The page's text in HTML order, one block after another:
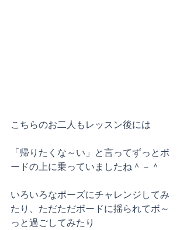
こちらのお二人もレッスン後には
「帰りたくな～い」と言ってずっとボ
ードの上に乗っていましたね＾－＾
いろいろなポーズにチャレンジしてみ
たり、ただただボードに揺られてボ～
っと過ごしてみたり